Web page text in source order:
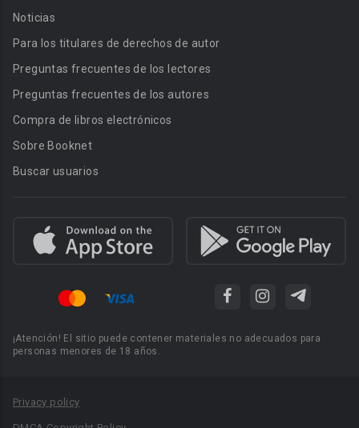
Noticias
Para los titulares de derechos de autor
Preguntas frecuentes de los lectores
Preguntas frecuentes de los autores
Compra de libros electrónicos
Sobre Booknet
Buscar usuarios
¡Atención! El sitio puede contener materiales no adecuados para
personas menores de 18 años.
Privacy policy